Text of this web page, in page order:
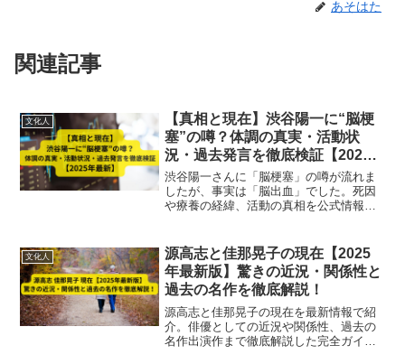
あそはた
関連記事
文化人
【真相と現在】渋谷陽一に“脳梗
塞”の噂？体調の真実・活動状
況・過去発言を徹底検証【2025
年最新】
渋谷陽一さんに「脳梗塞」の噂が流れま
したが、事実は「脳出血」でした。死因
や療養の経緯、活動の真相を公式情報に
文化人
源高志と佳那晃子の現在【2025
年最新版】驚きの近況・関係性と
過去の名作を徹底解説！
源高志と佳那晃子の現在を最新情報で紹
介。俳優としての近況や関係性、過去の
名作出演作まで徹底解説した完全ガイド